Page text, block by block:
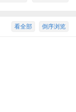
倒序浏览
看全部